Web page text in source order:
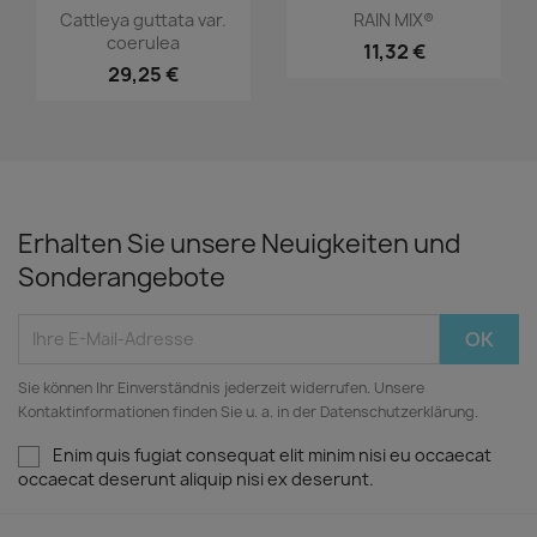
Vorschau
Cattleya guttata var.
coerulea
29,25 €
Vorschau
RAIN MIX®
11,32 €
Erhalten Sie unsere Neuigkeiten und
Sonderangebote
Sie können Ihr Einverständnis jederzeit widerrufen. Unsere
Kontaktinformationen finden Sie u. a. in der Datenschutzerklärung.
Enim quis fugiat consequat elit minim nisi eu occaecat
occaecat deserunt aliquip nisi ex deserunt.